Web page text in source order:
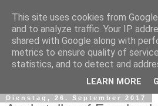
Dienstag, 26. September 2017
This site uses cookies from
and to analyze traffic. Your IP
shared with Google along with
metrics to ensure quality of
statistics, and to detect and
LEARN MORE